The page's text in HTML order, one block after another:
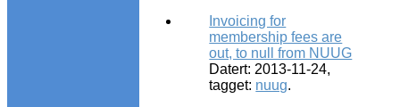
Invoicing for
membership fees are
out, to null from NUUG
Datert: 2013-11-24,
tagget: nuug.